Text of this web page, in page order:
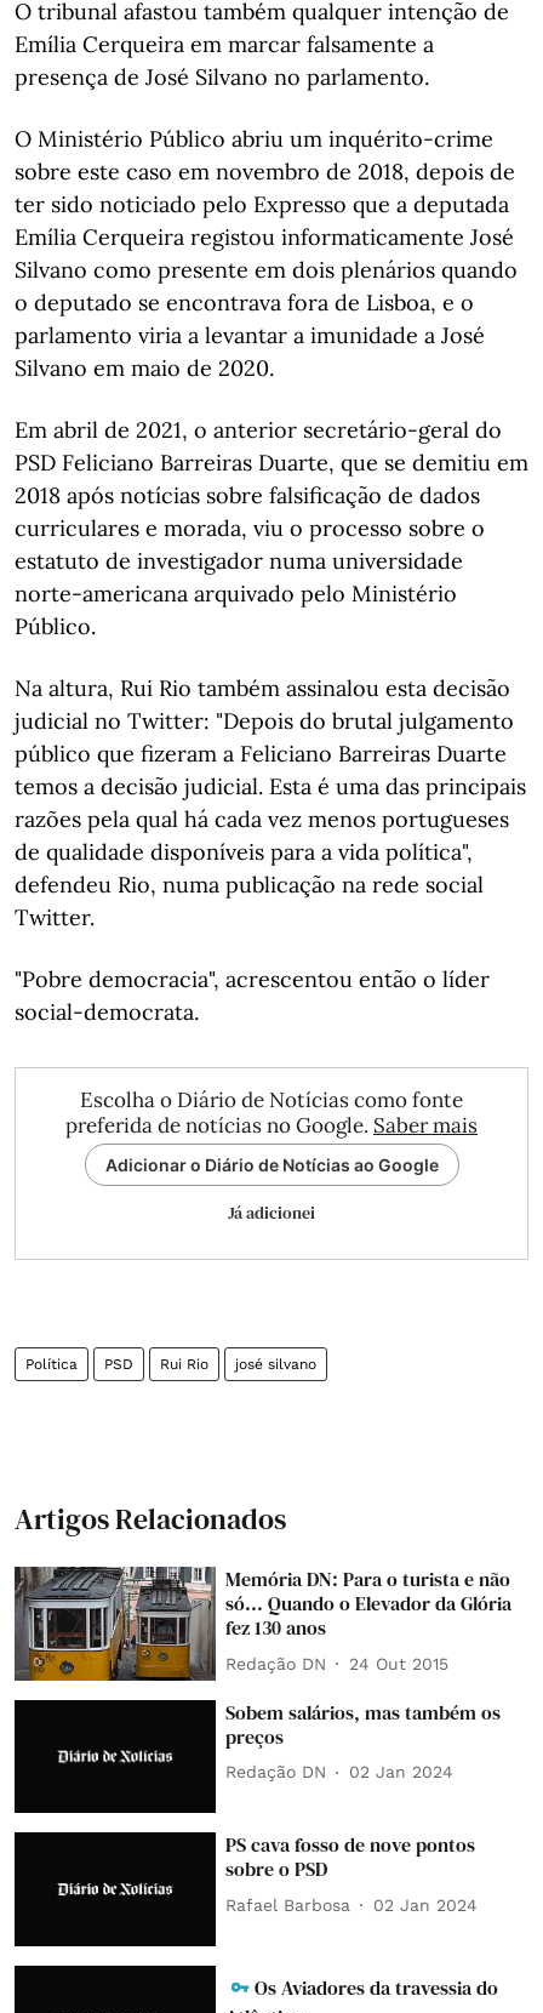
O tribunal afastou também qualquer intenção de
Emília Cerqueira em marcar falsamente a
presença de José Silvano no parlamento.
O Ministério Público abriu um inquérito-crime
sobre este caso em novembro de 2018, depois de
ter sido noticiado pelo Expresso que a deputada
Emília Cerqueira registou informaticamente José
Silvano como presente em dois plenários quando
o deputado se encontrava fora de Lisboa, e o
parlamento viria a levantar a imunidade a José
Silvano em maio de 2020.
Em abril de 2021, o anterior secretário-geral do
PSD Feliciano Barreiras Duarte, que se demitiu em
2018 após notícias sobre falsificação de dados
curriculares e morada, viu o processo sobre o
estatuto de investigador numa universidade
norte-americana arquivado pelo Ministério
Público.
Na altura, Rui Rio também assinalou esta decisão
judicial no Twitter: "Depois do brutal julgamento
público que fizeram a Feliciano Barreiras Duarte
temos a decisão judicial. Esta é uma das principais
razões pela qual há cada vez menos portugueses
de qualidade disponíveis para a vida política",
defendeu Rio, numa publicação na rede social
Twitter.
"Pobre democracia", acrescentou então o líder
social-democrata.
Escolha o Diário de Notícias como fonte
preferida de notícias no Google. Saber mais
Adicionar o Diário de Notícias ao Google
Já adicionei
Política PSD Rui Rio josé silvano
Artigos Relacionados
Memória DN: Para o turista e não
só... Quando o Elevador da Glória
fez 130 anos
Redação DN 24 Out 2015
Sobem salários, mas também os
preços
Redação DN 02 Jan 2024
PS cava fosso de nove pontos
sobre o PSD
Rafael Barbosa 02 Jan 2024
Os Aviadores da travessia do